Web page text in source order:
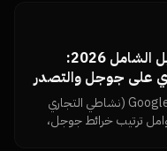
Google Business Profile الدليل الشامل 2026:
على جوجل والتصدر
المرجع العربي الأكمل لـ Google Business Profile (نشاطي التجاري
ترتيب خرائط جوجل،